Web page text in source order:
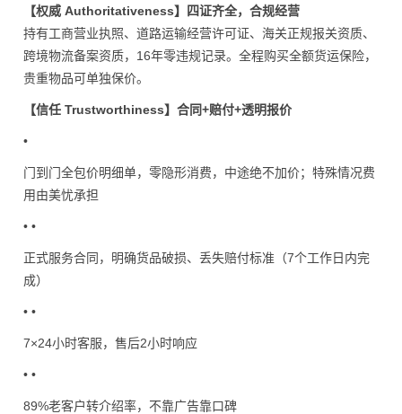
【权威 Authoritativeness】四证齐全，合规经营
持有工商营业执照、道路运输经营许可证、海关正规报关资质、
跨境物流备案资质，16年零违规记录。全程购买全额货运保险，
贵重物品可单独保价。
【信任 Trustworthiness】合同+赔付+透明报价
•
门到门全包价明细单，零隐形消费，中途绝不加价；特殊情况费
用由美忧承担
• •
正式服务合同，明确货品破损、丢失赔付标准（7个工作日内完
成）
• •
7×24小时客服，售后2小时响应
• •
89%老客户转介绍率，不靠广告靠口碑